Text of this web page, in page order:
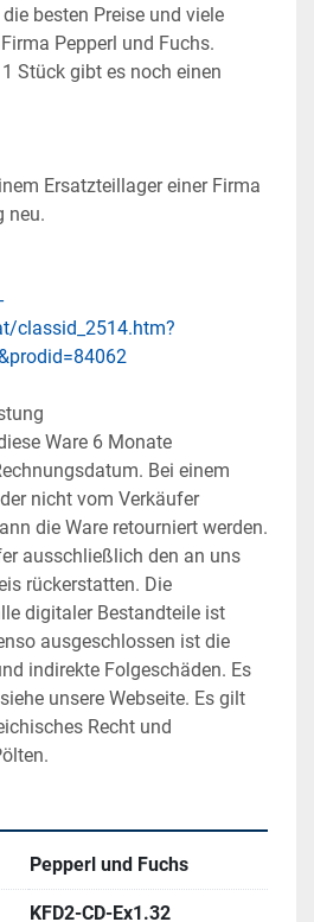
besten Preise und viele
Pepperl und Fuchs.
Stück gibt es noch einen
Ersatzteillager einer Firma
neu.
classid_2514.htm?
Ware 6 Monate
Bei einem
nicht vom Verkäufer
die Ware retourniert werden.
ausschließlich den an uns
rückerstatten. Die
digitaler Bestandteile ist
ausgeschlossen ist die
indirekte Folgeschäden. Es
unsere Webseite. Es gilt
Recht und
Pepperl und Fuchs
KFD2-CD-Ex1.32